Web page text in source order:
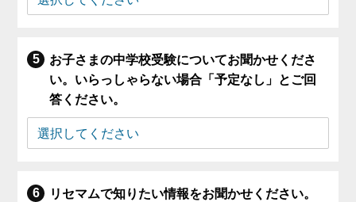
お子さまの中学校受験についてお聞かせくださ
い。いらっしゃらない場合「予定なし」とご回
答ください。
リセマムで知りたい情報をお聞かせください。